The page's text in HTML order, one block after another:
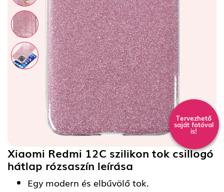
Tervezhető
saját fotóval
is!
Xiaomi Redmi 12C szilikon tok csillogó
hátlap rózsaszín leírása
Egy modern és elbűvölő tok.